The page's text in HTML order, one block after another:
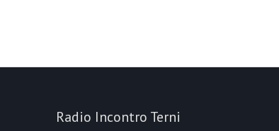
Radio Incontro Terni